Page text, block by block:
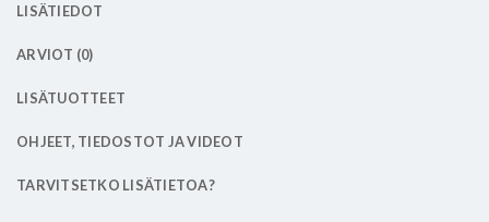
LISÄTIEDOT
ARVIOT (0)
LISÄTUOTTEET
OHJEET, TIEDOSTOT JA VIDEOT
TARVITSETKO LISÄTIETOA?